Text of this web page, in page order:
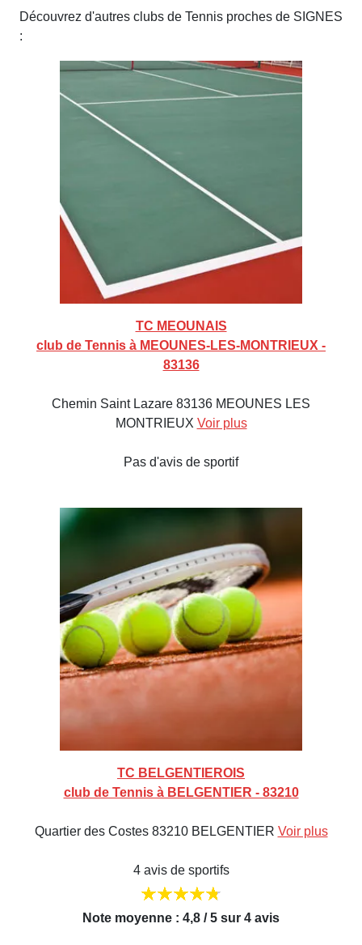
Découvrez d'autres clubs de Tennis proches de SIGNES
:
TC MEOUNAIS
club de Tennis à MEOUNES-LES-MONTRIEUX -
83136
Chemin Saint Lazare 83136 MEOUNES LES
MONTRIEUX Voir plus
Pas d'avis de sportif
TC BELGENTIEROIS
club de Tennis à BELGENTIER - 83210
Quartier des Costes 83210 BELGENTIER Voir plus
4 avis de sportifs
Note moyenne : 4,8 / 5 sur 4 avis